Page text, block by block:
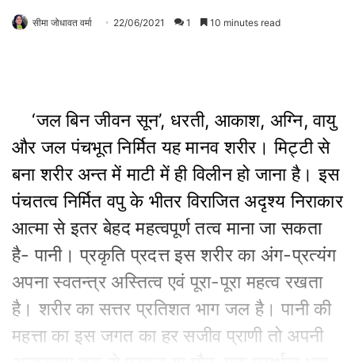
सीमा जोधावत वर्मा 22/06/2021 1 10 minutes read
‘जल बिन जीवन सून’, धरती, आकाश, अग्नि, वायु
और जल पंचभूत निर्मित यह मानव शरीर। मिट्टी से
बना शरीर अन्त में माटी में ही विलीन हो जाना है। इस
पंचतत्व निर्मित वपु के भीतर विराजित अदृश्य निराकार
आत्मा से इतर बेहद महत्वपूर्ण तत्व माना जा सकता
है- पानी। प्रकृति प्रदत्त इस शरीर का अंग-प्रत्यंग
अपना स्वतन्त्र अस्तित्व एवं पूरा-पूरा महत्व रखता
है। शरीर का सत्तर प्रतिशत भाग जल है। पानी की
महत्ता का इस जगत का हर सजीव प्राणी तो अपनी